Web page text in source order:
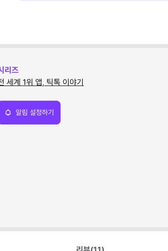
리즈
세계 1위 앱, 틱톡 이야기
알림 설정하기